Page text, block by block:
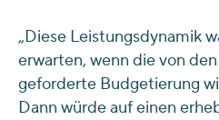
„Diese Leistungsdynamik
erwarten, wenn die von
geforderte Budgetierung
Dann würde auf einen